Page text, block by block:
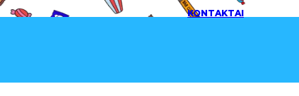
KONTAKTAI